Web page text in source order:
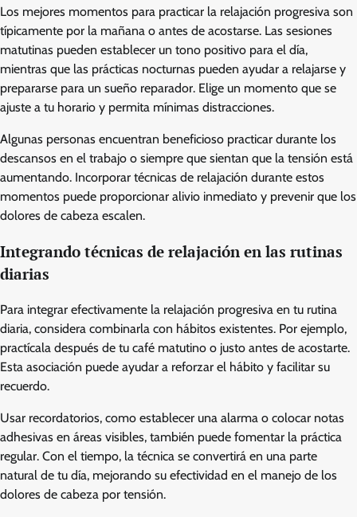
Los mejores momentos para practicar la relajación progresiva son
típicamente por la mañana o antes de acostarse. Las sesiones
matutinas pueden establecer un tono positivo para el día,
mientras que las prácticas nocturnas pueden ayudar a relajarse y
prepararse para un sueño reparador. Elige un momento que se
ajuste a tu horario y permita mínimas distracciones.
Algunas personas encuentran beneficioso practicar durante los
descansos en el trabajo o siempre que sientan que la tensión está
aumentando. Incorporar técnicas de relajación durante estos
momentos puede proporcionar alivio inmediato y prevenir que los
dolores de cabeza escalen.
Integrando técnicas de relajación en las rutinas
diarias
Para integrar efectivamente la relajación progresiva en tu rutina
diaria, considera combinarla con hábitos existentes. Por ejemplo,
practícala después de tu café matutino o justo antes de acostarte.
Esta asociación puede ayudar a reforzar el hábito y facilitar su
recuerdo.
Usar recordatorios, como establecer una alarma o colocar notas
adhesivas en áreas visibles, también puede fomentar la práctica
regular. Con el tiempo, la técnica se convertirá en una parte
natural de tu día, mejorando su efectividad en el manejo de los
dolores de cabeza por tensión.